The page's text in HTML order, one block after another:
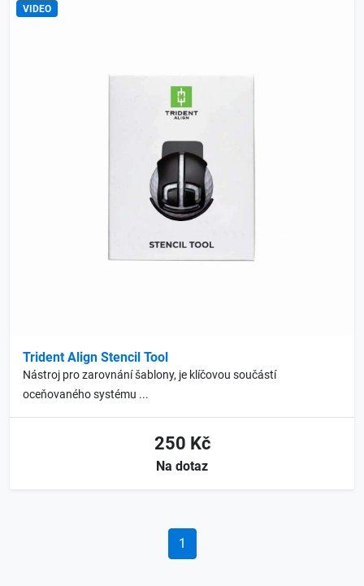
VIDEO
Trident Align Stencil Tool
Nástroj pro zarovnání šablony, je klíčovou součástí
oceňovaného systému ...
250 Kč
Na dotaz
1